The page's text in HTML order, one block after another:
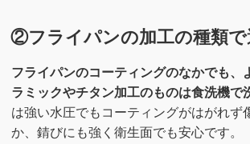
②フライパンの加工の種類で
フライパンのコーティングのなかでも、
ラミックやチタン加工のものは食洗機で
は強い水圧でもコーティングがはがれず
か、錆びにも強く衛生面でも安心です。